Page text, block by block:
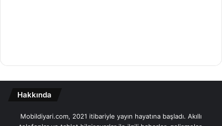
Hakkında
Mobildiyari.com, 2021 itibariyle yayın hayatına başladı. Akıllı